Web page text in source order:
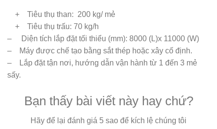
+ Tiêu thụ than: 200 kg/ mẻ
+ Tiêu thụ trấu: 70 kg/h
– Diện tích lắp đặt tối thiểu (mm): 8000 (L)x 11000 (W)
– Máy được chế tạo bằng sắt thép hoặc xây cố định.
– Lắp đặt tận nơi, hướng dẫn vận hành từ 1 đến 3 mẻ
sấy.
Bạn thấy bài viết này hay chứ?
Hãy để lại đánh giá 5 sao để kích lệ chúng tôi